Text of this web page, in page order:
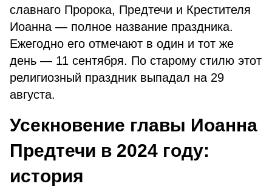
славнаго Пророка, Предтечи и Крестителя
Иоанна — полное название праздника.
Ежегодно его отмечают в один и тот же
день — 11 сентября. По старому стилю этот
религиозный праздник выпадал на 29
августа.
Усекновение главы Иоанна
Предтечи в 2024 году:
история